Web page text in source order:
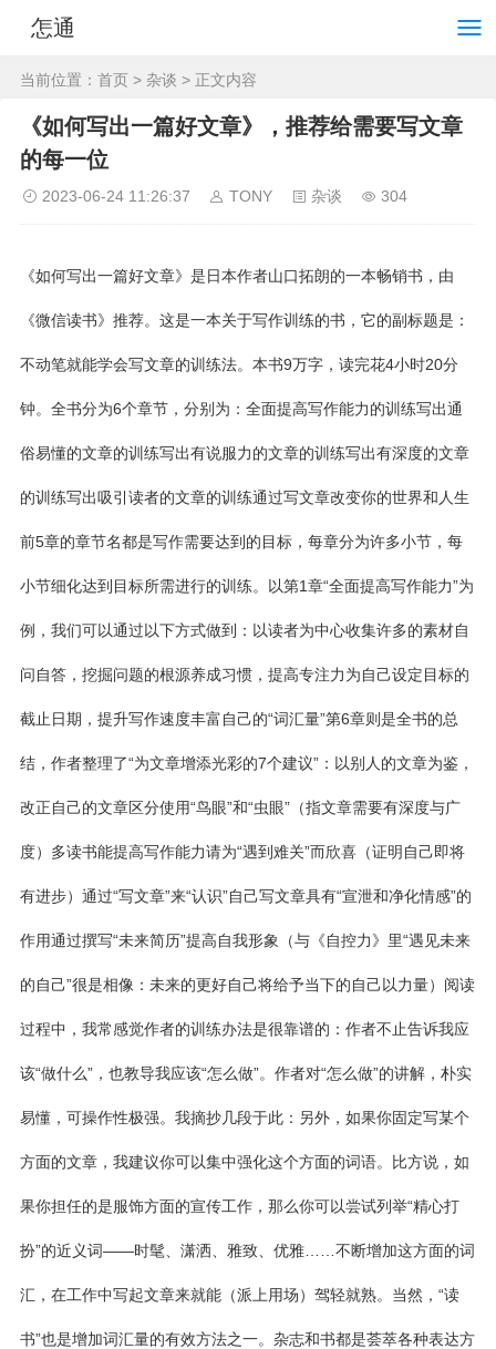
怎通
当前位置： 首页 > 杂谈 > 正文内容
《如何写出一篇好文章》，推荐给需要写文章
的每一位
2023-06-24 11:26:37 TONY 杂谈 304
《如何写出一篇好文章》是日本作者山口拓朗的一本畅销书，由
《微信读书》推荐。这是一本关于写作训练的书，它的副标题是：
不动笔就能学会写文章的训练法。本书9万字，读完花4小时20分
钟。全书分为6个章节，分别为：全面提高写作能力的训练写出通
俗易懂的文章的训练写出有说服力的文章的训练写出有深度的文章
的训练写出吸引读者的文章的训练通过写文章改变你的世界和人生
前5章的章节名都是写作需要达到的目标，每章分为许多小节，每
小节细化达到目标所需进行的训练。以第1章“全面提高写作能力”为
例，我们可以通过以下方式做到：以读者为中心收集许多的素材自
问自答，挖掘问题的根源养成习惯，提高专注力为自己设定目标的
截止日期，提升写作速度丰富自己的“词汇量”第6章则是全书的总
结，作者整理了“为文章增添光彩的7个建议”：以别人的文章为鉴，
改正自己的文章区分使用“鸟眼”和“虫眼”（指文章需要有深度与广
度）多读书能提高写作能力请为“遇到难关”而欣喜（证明自己即将
有进步）通过“写文章”来“认识”自己写文章具有“宣泄和净化情感”的
作用通过撰写“未来简历”提高自我形象（与《自控力》里“遇见未来
的自己”很是相像：未来的更好自己将给予当下的自己以力量）阅读
过程中，我常感觉作者的训练办法是很靠谱的：作者不止告诉我应
该“做什么”，也教导我应该“怎么做”。作者对“怎么做”的讲解，朴实
易懂，可操作性极强。我摘抄几段于此：另外，如果你固定写某个
方面的文章，我建议你可以集中强化这个方面的词语。比方说，如
果你担任的是服饰方面的宣传工作，那么你可以尝试列举“精心打
扮”的近义词——时髦、潇洒、雅致、优雅……不断增加这方面的词
汇，在工作中写起文章来就能（派上用场）驾轻就熟。当然，“读
书”也是增加词汇量的有效方法之一。杂志和书都是荟萃各种表达方